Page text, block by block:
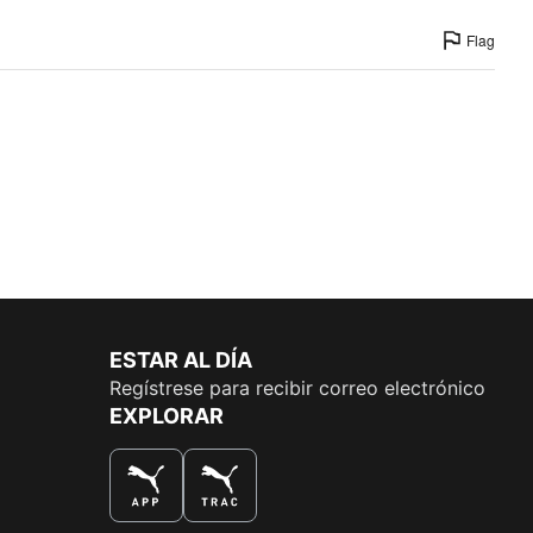
Flag
ESTAR AL DÍA
Regístrese para recibir correo electrónico
EXPLORAR